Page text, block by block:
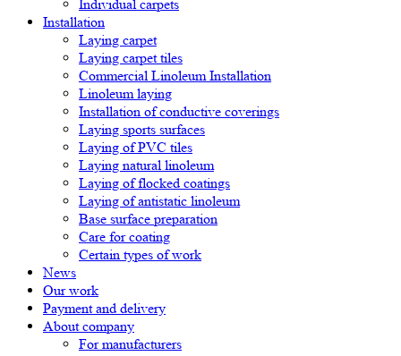
Individual carpets
Installation
Laying carpet
Laying carpet tiles
Commercial Linoleum Installation
Linoleum laying
Installation of conductive coverings
Laying sports surfaces
Laying of PVC tiles
Laying natural linoleum
Laying of flocked coatings
Laying of antistatic linoleum
Base surface preparation
Care for coating
Certain types of work
News
Our work
Payment and delivery
About company
For manufacturers